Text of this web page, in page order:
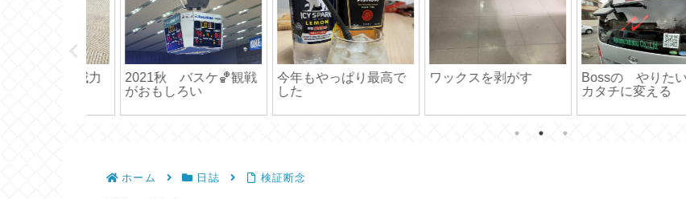
ワックスを剥がす
Bossの やりたい を
カタチに変える
40超えても吐きそうに
ご利用には細心の注意
を・・・
ホーム 日誌 検証断念